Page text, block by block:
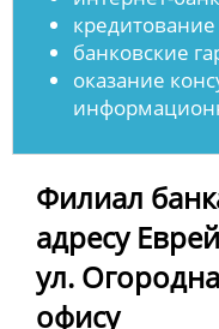
кредитование
банковские
оказание
Филиал
адресу
ул.
офису